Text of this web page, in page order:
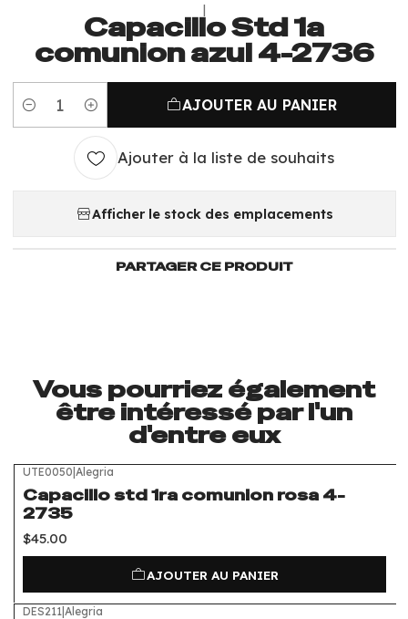
|
Capacillo Std 1a
comunion azul 4-2736
Quantité
AJOUTER AU PANIER
Ajouter à la liste de souhaits
Afficher le stock des emplacements
PARTAGER CE PRODUIT
Vous pourriez également
être intéressé par l'un
d'entre eux
UTE0050|Alegria
Capacillo std 1ra comunion rosa 4-
2735
$45.00
AJOUTER AU PANIER
DES211|Alegria